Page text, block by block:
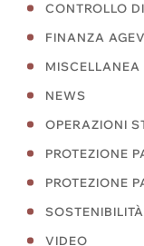
CONTROLLO
FINANZA
MISCELLANEA
NEWS
OPERAZIONI
PROTEZIONE
PROTEZIONE
SOSTENIBILITÀ
VIDEO